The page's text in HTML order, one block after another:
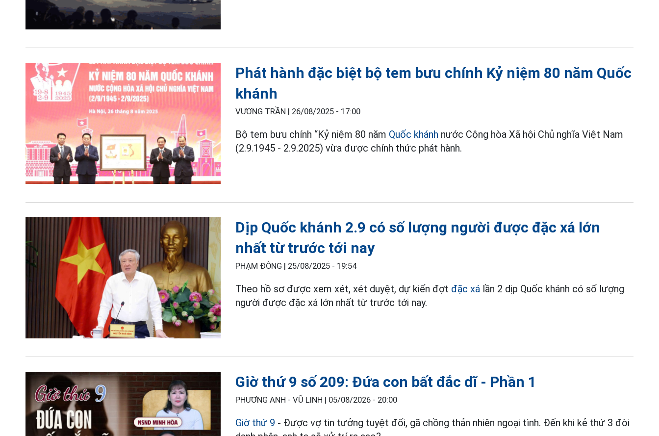
Phát hành đặc biệt bộ tem bưu chính Kỷ niệm 80 năm Quốc
khánh
VƯƠNG TRẦN | 26/08/2025 - 17:00
Bộ tem bưu chính “Kỷ niệm 80 năm Quốc khánh nước Cộng hòa Xã hội Chủ nghĩa Việt Nam
(2.9.1945 - 2.9.2025) vừa được chính thức phát hành.
Dịp Quốc khánh 2.9 có số lượng người được đặc xá lớn
nhất từ trước tới nay
PHẠM ĐÔNG | 25/08/2025 - 19:54
Theo hồ sơ được xem xét, xét duyệt, dự kiến đợt đặc xá lần 2 dịp Quốc khánh có số lượng
người được đặc xá lớn nhất từ trước tới nay.
Giờ thứ 9 số 209: Đứa con bất đắc dĩ - Phần 1
PHƯƠNG ANH - VŨ LINH | 05/08/2026 - 20:00
Giờ thứ 9 - Được vợ tin tưởng tuyệt đối, gã chồng thản nhiên ngoại tình. Đến khi kẻ thứ 3 đòi